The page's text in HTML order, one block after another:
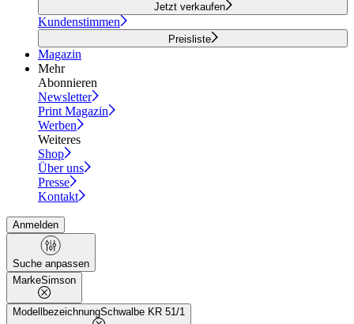
Jetzt verkaufen
Kundenstimmen
Preisliste
Magazin
Mehr
Abonnieren
Newsletter
Print Magazin
Werben
Weiteres
Shop
Über uns
Presse
Kontakt
Anmelden
Suche anpassen
MarkeSimson
ModellbezeichnungSchwalbe KR 51/1